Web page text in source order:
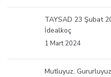
TAYSAD 23 Şubat
İdealkoç
1 Mart 2024
Mutluyuz, Gururluyuz